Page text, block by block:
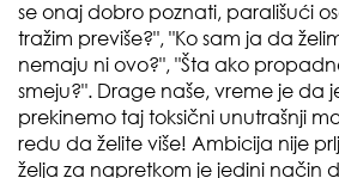
se onaj dobro poznati, parališući
tražim previše?", "Ko sam ja da
nemaju ni ovo?", "Šta ako
smeju?". Drage naše, vreme je da
prekinemo taj toksični unutrašnji
redu da želite više! Ambicija nije
želja za napretkom je jedini način